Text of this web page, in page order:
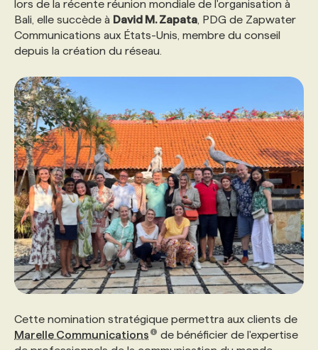
TENDANCES
ÉVÉNEMENTIEL
NOS AUTEUR‧RICES
ANNONCEZ AVEC NOUS
NOS FORMATEUR‧RICES
POURQUOI CHOISIR NOS FORMATIONS
NOS TARIFS
PROGRAMMES DE SUBVENTIONS
FAQ
ANNONCEZ AVEC NOUS
NOS EXPERTISES
FAQ
ANNONCEZ AVEC NOUS
lors de la récente réunion mondiale de l'organisation à
Bali, elle succède à David M. Zapata , PDG de Zapwater
Communications aux États-Unis, membre du conseil
depuis la création du réseau.
Cette nomination stratégique permettra aux clients de
Marelle Communications
de bénéficier de l'expertise